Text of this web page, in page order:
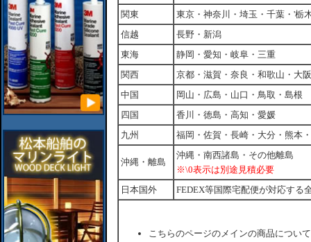
関東
東京・神奈川・埼玉・千葉・'栃
信越
長野・新潟
東海
静岡・愛知・岐阜・三重
関西
京都・滋賀・奈良・和歌山・大
中国
岡山・広島・山口・鳥取・島根
四国
香川・徳島・高知・愛媛
九州
福岡・佐賀・長崎・大分・熊本
沖縄・離島
沖縄・南西諸島・その他離島
※\0表示は別途見積必要
日本国外
FEDEX等国際宅配便が対応する
こちらのページのメインの商品につい